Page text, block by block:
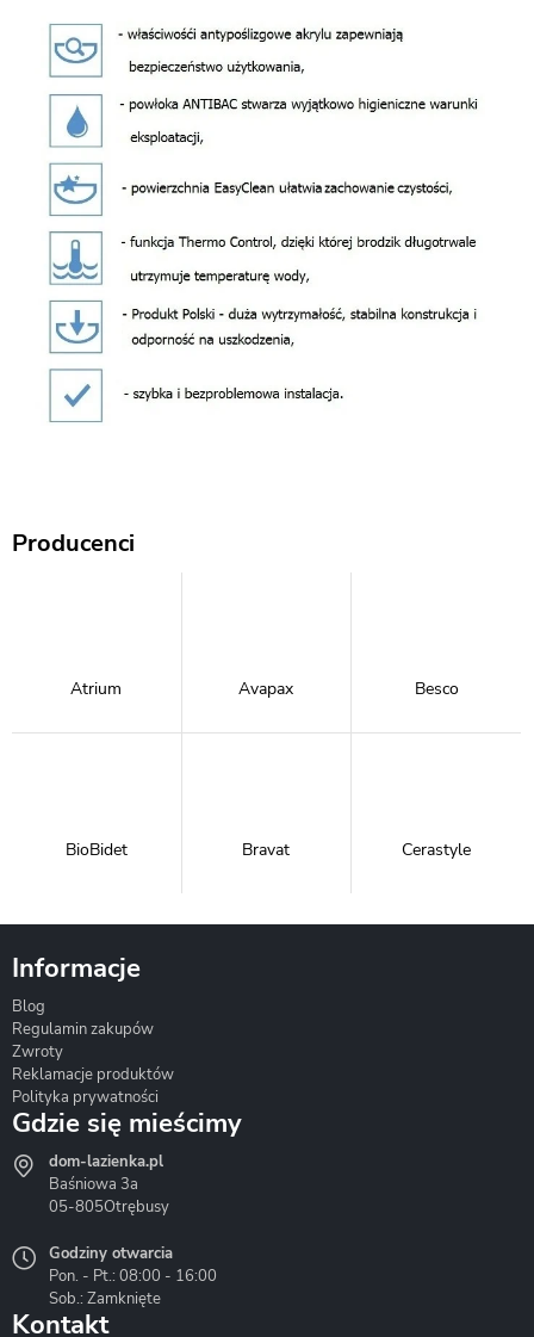
Producenci
Atrium Avapax Besco
BioBidet Bravat Cerastyle
Hydrostop
Informacje
Blog
Regulamin zakupów
Zwroty
Reklamacje produktów
Polityka prywatności
Gdzie się mieścimy
dom-lazienka.pl
Baśniowa 3a
05-805Otrębusy
Godziny otwarcia
Pon. - Pt.: 08:00 - 16:00
Sob.: Zamknięte
Kontakt